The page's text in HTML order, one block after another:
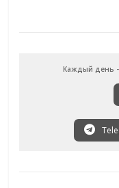
Каждый день -